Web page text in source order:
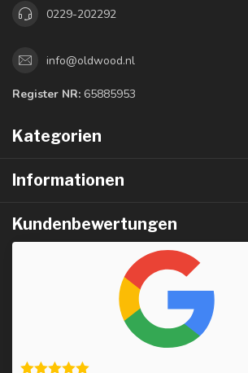
0229-202292
info@oldwood.nl
Register NR: 65885953
Kategorien
Informationen
Kundenbewertungen